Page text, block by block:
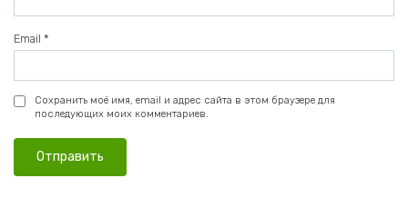
Email *
Сохранить моё имя, email и адрес сайта в этом браузере для
последующих моих комментариев.